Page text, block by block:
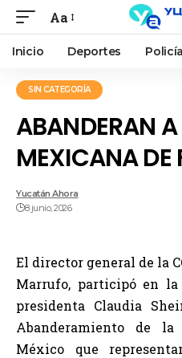
Aa
Inicio Deportes Policía
SIN CATEGORÍA
ABANDERAN
MEXICANA DE
Yucatán Ahora
8 junio, 2026
El director general de la
Marrufo, participó en
presidenta Claudia
Abanderamiento de
México que